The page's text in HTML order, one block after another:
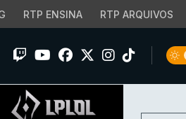
RTP ENSINA RTP ARQUIVOS